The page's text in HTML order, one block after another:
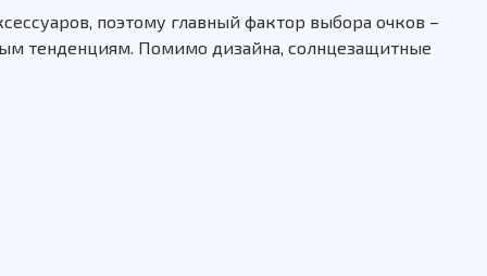
поэтому главный фактор выбора очков –
тенденциям. Помимо дизайна, солнцезащитные